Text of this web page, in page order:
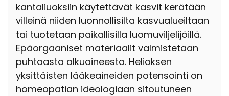
kantaliuoksiin käytettävät kasvit kerätään
villeinä niiden luonnollisilta kasvualueiltaan
tai tuotetaan paikallisilla luomuviljelijöillä.
Epäorgaaniset materiaalit valmistetaan
puhtaasta alkuaineesta. Helioksen
yksittäisten lääkeaineiden potensointi on
homeopatian ideologiaan sitoutuneen